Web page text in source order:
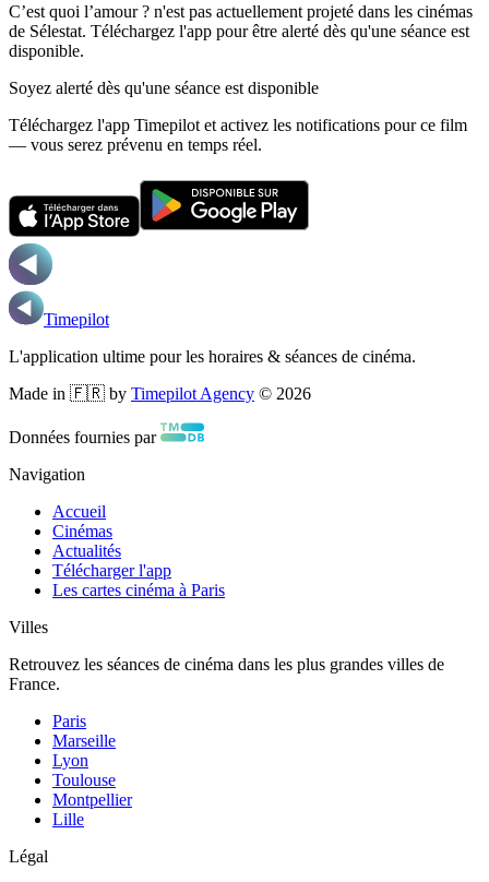
C’est quoi l’amour ? n'est pas actuellement projeté dans les cinémas
de Sélestat. Téléchargez l'app pour être alerté dès qu'une séance est
disponible.
Soyez alerté dès qu'une séance est disponible
Téléchargez l'app Timepilot et activez les notifications pour ce film
— vous serez prévenu en temps réel.
Timepilot
L'application ultime pour les horaires & séances de cinéma.
Made in 🇫🇷 by Timepilot Agency © 2026
Données fournies par
Navigation
Accueil
Cinémas
Actualités
Télécharger l'app
Les cartes cinéma à Paris
Villes
Retrouvez les séances de cinéma dans les plus grandes villes de
France.
Paris
Marseille
Lyon
Toulouse
Montpellier
Lille
Légal